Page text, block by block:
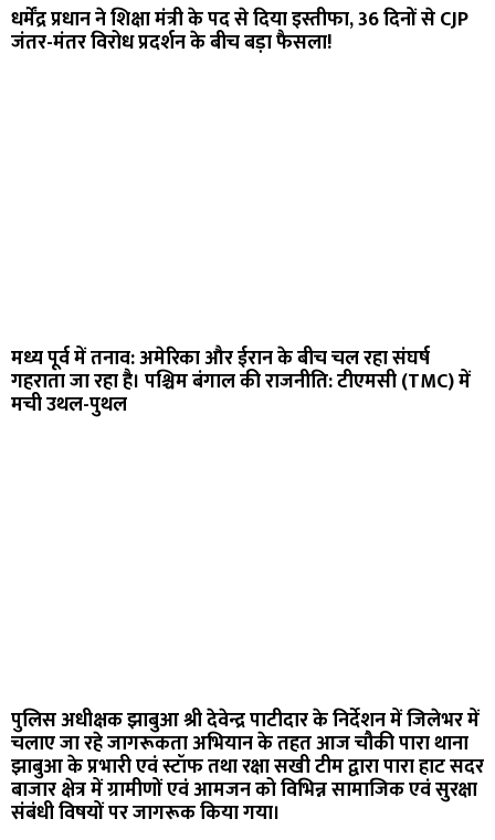
धर्मेंद्र प्रधान ने शिक्षा मंत्री के पद से दिया इस्तीफा, 36 दिनों से CJP
जंतर-मंतर विरोध प्रदर्शन के बीच बड़ा फैसला!
मध्य पूर्व में तनाव: अमेरिका और ईरान के बीच चल रहा संघर्ष
गहराता जा रहा है। पश्चिम बंगाल की राजनीति: टीएमसी (TMC) में
मची उथल-पुथल
पुलिस अधीक्षक झाबुआ श्री देवेन्द्र पाटीदार के निर्देशन में जिलेभर में
चलाए जा रहे जागरूकता अभियान के तहत आज चौकी पारा थाना
झाबुआ के प्रभारी एवं स्टॉफ तथा रक्षा सखी टीम द्वारा पारा हाट सदर
बाजार क्षेत्र में ग्रामीणों एवं आमजन को विभिन्न सामाजिक एवं सुरक्षा
संबंधी विषयों पर जागरूक किया गया।